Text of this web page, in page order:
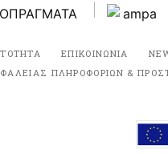
ΕΠΙΚΟΙΝΩΝΙΑ
ΠΛΗΡΟΦΟΡΙΩΝ &